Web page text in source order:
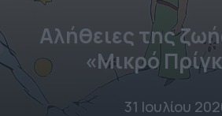
Αλήθειες της
«Μικρό
31 Ιουλίου